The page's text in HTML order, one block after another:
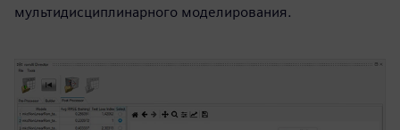
мультидисциплинарного моделирования.